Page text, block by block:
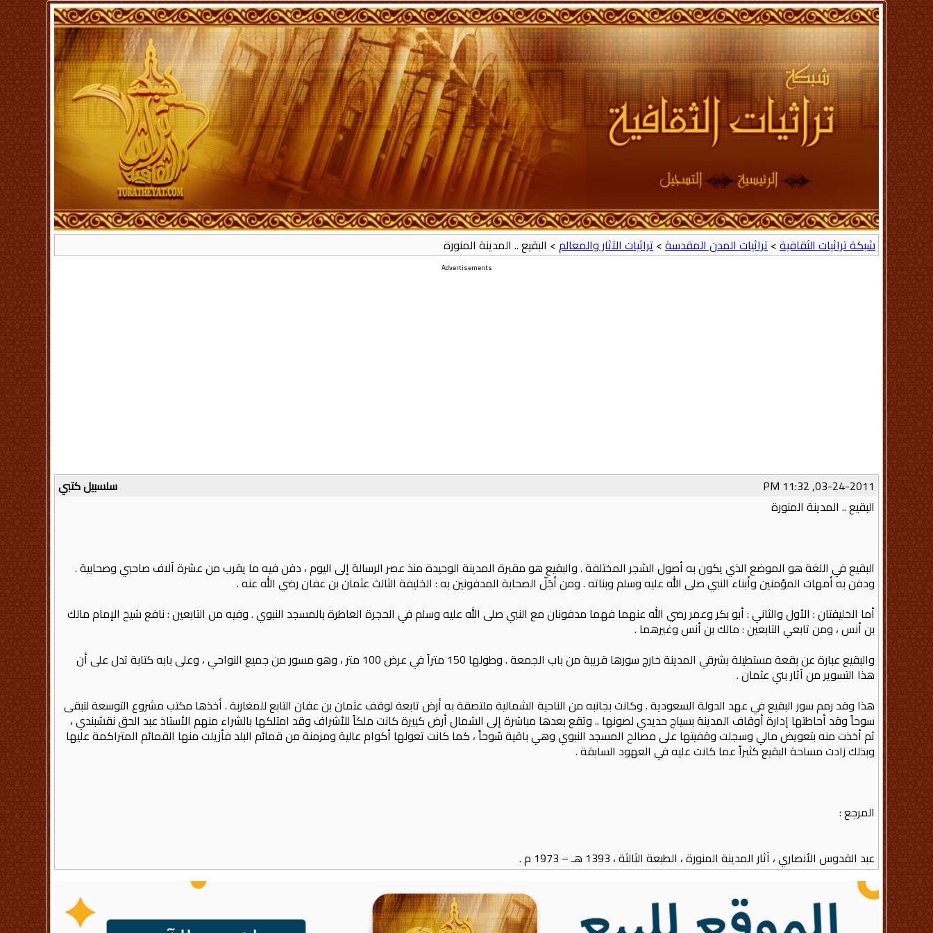
شبكة تراثيات الثقافية>تراثيات المدن المقدسة>تراثيات الآثار والمعالم> البقيع .. المدينة المنورة
Advertisements
سلسبيل كتبي
03-24-2011, 11:32 PM
البقيع .. المدينة المنورة
البقيع في اللغة هو الموضع الذي يكون به أصول الشجر المختلفة . والبقيع هو مقبرة المدينة الوحيدة منذ عصر الرسالة إلى اليوم ، دفن فيه ما يقرب من عشرة آلاف صاحبي وصحابية .
ودفن به أمهات المؤمنين وأبناء النبي صلى الله عليه وسلم وبناته . ومن أجَلّ الصحابة المدفونين به : الخليفة الثالث عثمان بن عفان رضي الله عنه .
أما الخليفتان : الأول والثاني : أبو بكر وعمر رضي الله عنهما فهما مدفونان مع النبي صلى الله عليه وسلم في الحجرة العاطرة بالمسجد النبوي . وفيه من التابعين : نافع شيخ الإمام مالك
بن أنس ، ومن تابعي التابعين : مالك بن أنس وغيرهما .
والبقيع عبارة عن بقعة مستطيلة بشرقي المدينة خارج سورها قريبة من باب الجمعة . وطولها 150 متراً في عرض 100 متر ، وهو مسور من جميع النواحي ، وعلى بابه كتابة تدل على أن
هذا التسوير من آثار بني عثمان .
هذا وقد رمم سور البقيع في عهد الدولة السعودية . وكانت بجانبه من الناحية الشمالية ملتصقة به أرض تابعة لوقف عثمان بن عفان التابع للمغاربة . أخذها مكتب مشروع التوسعة لتبقى
سوحاً وقد أحاطتها إدارة أوقاف المدينة بسياج حديدي لصونها .. وتقع بعدها مباشرة إلى الشمال أرض كبيرة كانت ملكاً للأشراف وقد امتلكها بالشراء منهم الأستاذ عبد الحق نقشبندي ،
ثم أخذت منه بتعويض مالي وسجلت وقفيتها على مصالح المسجد النبوي وهي باقية سُوحاً ، كما كانت تعولها أكوام عالية ومزمنة من قمائم البلد فأزيلت منها القمائم المتراكمة عليها
وبذلك زادت مساحة البقيع كثيراً عما كانت عليه في العهود السابقة .
المرجع :
عبد القدوس الأنصاري ، آثار المدينة المنورة ، الطبعة الثالثة ، 1393 هـ – 1973 م .